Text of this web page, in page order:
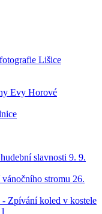
Lišice
Evy Horové
slavnosti 9. 9.
stromu 26.
Zpívání koled v kostele